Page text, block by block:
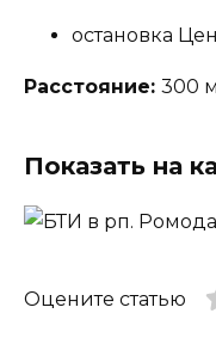
остановка
Расстояние: 300
Показать на
Оцените статью